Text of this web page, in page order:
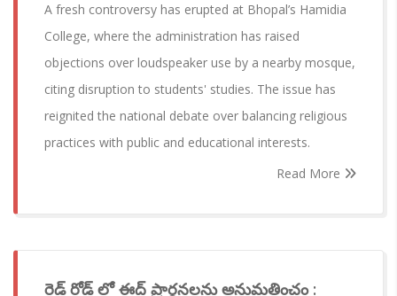
A fresh controversy has erupted at Bhopal’s Hamidia
College, where the administration has raised
objections over loudspeaker use by a nearby mosque,
citing disruption to students' studies. The issue has
reignited the national debate over balancing religious
practices with public and educational interests.
Read More
రెడ్ రోడ్ లో ఈద్ ప్రార్థనలను అనుమతించం :